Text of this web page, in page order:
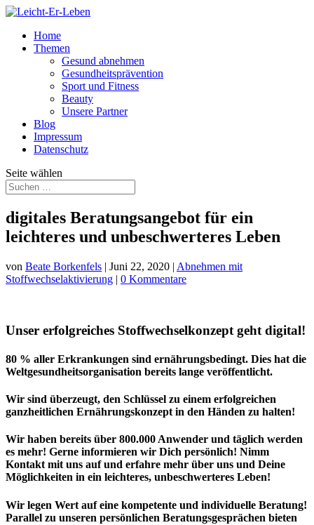
Home
Themen
Gesund abnehmen
Gesundheitsprävention
Sport und Fitness
Beauty
Unsere Partner
Blog
Impressum
Datenschutz
Seite wählen
digitales Beratungsangebot für ein
leichteres und unbeschwerteres Leben
von Beate Borkenfels | Juni 22, 2020 | Abnehmen mit
Stoffwechselaktivierung | 0 Kommentare
Unser erfolgreiches Stoffwechselkonzept geht digital!
80 % aller Erkrankungen sind ernährungsbedingt. Dies hat die
Weltgesundheitsorganisation bereits lange veröffentlicht.
Wir sind überzeugt, den Schlüssel zu einem erfolgreichen
ganzheitlichen Ernährungskonzept in den Händen zu halten!
Wir haben bereits über 800.000 Anwender und täglich werden
es mehr! Gerne informieren wir Dich persönlich! Nimm
Kontakt mit uns auf und erfahre mehr über uns und Deine
Möglichkeiten in ein leichteres, unbeschwerteres Leben!
Wir legen Wert auf eine kompetente und individuelle Beratung!
Parallel zu unseren persönlichen Beratungsgesprächen bieten